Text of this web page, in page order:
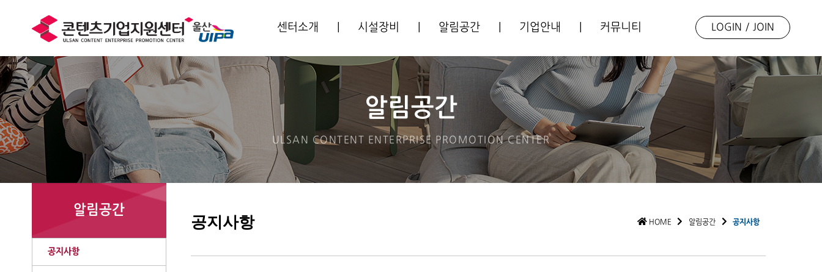
센터소개 시설장비 알림공간 기업안내 커뮤니티
센터소개
주요사업
오시는길
시설안내
장비안내
공지사항
사업공고
프로그램안내
입주안내
입주기업소개 언론보도
동향자료
포토갤러리
Q&A
LOGIN / JOIN
알림공간
ULSAN CONTENT ENTERPRISEPROMOTION CENTER
알림공간
공지사항
공지사항 HOME 알림공간 공지사항